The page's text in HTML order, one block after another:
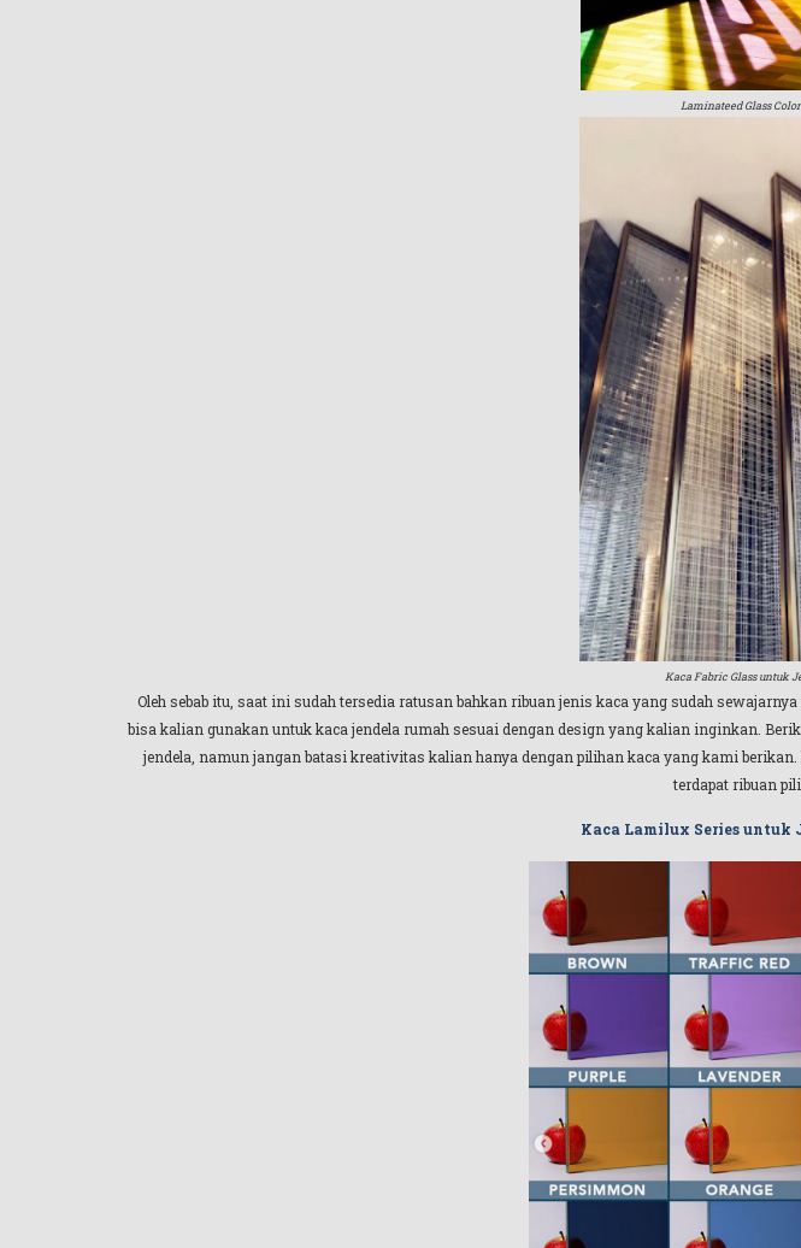
Laminateed Glass
Kaca Fabric Glass untuk
Oleh sebab itu, saat ini sudah tersedia ratusan bahkan ribuan jenis kaca yang sudah
bisa kalian gunakan untuk kaca jendela rumah sesuai dengan design yang kalian inginkan.
jendela, namun jangan batasi kreativitas kalian hanya dengan pilihan kaca yang kami
terdapat ribuan
Kaca Lamilux Series untuk